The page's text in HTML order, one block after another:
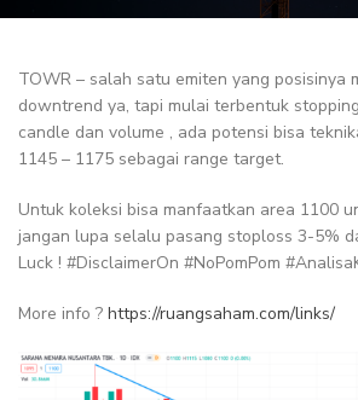
TOWR – salah satu emiten yang posisinya
downtrend ya, tapi mulai terbentuk
candle dan volume , ada potensi bisa
1145 – 1175 sebagai range target.
Untuk koleksi bisa manfaatkan area 1100
jangan lupa selalu pasang stoploss 3-5%
Luck ! #DisclaimerOn #NoPomPom
More info ? https://ruangsaham.com/links/